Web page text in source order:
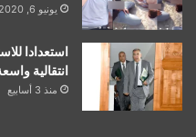
يونيو 6, 2020
استعدادا
انتقالية
منذ 3 أسابيع